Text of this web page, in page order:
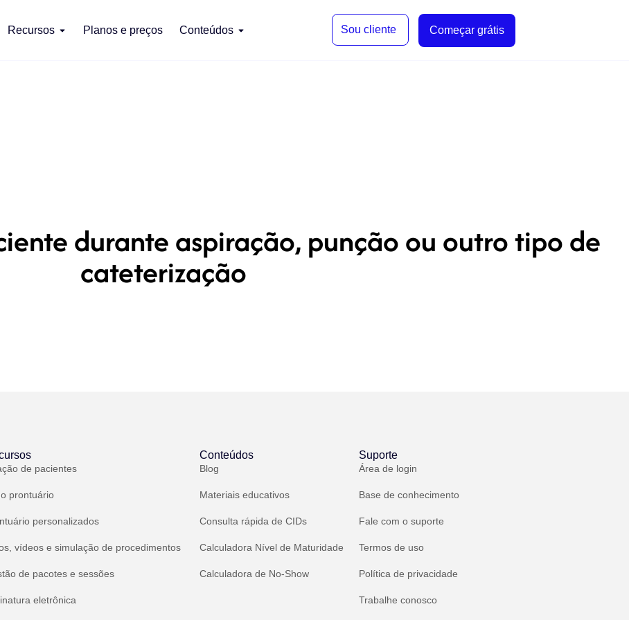
Recursos Planos e preços Conteúdos Sou cliente Começar grátis
durante aspiração, punção ou outro tipo de
cateterização
de pacientes
prontuário
personalizados
vídeos e simulação de procedimentos
de pacotes e sessões
eletrônica
Conteúdos
Blog
Materiais educativos
Consulta rápida de CIDs
Calculadora Nível de Maturidade
Calculadora de No-Show
Suporte
Área de login
Base de conhecimento
Fale com o suporte
Termos de uso
Política de privacidade
Trabalhe conosco